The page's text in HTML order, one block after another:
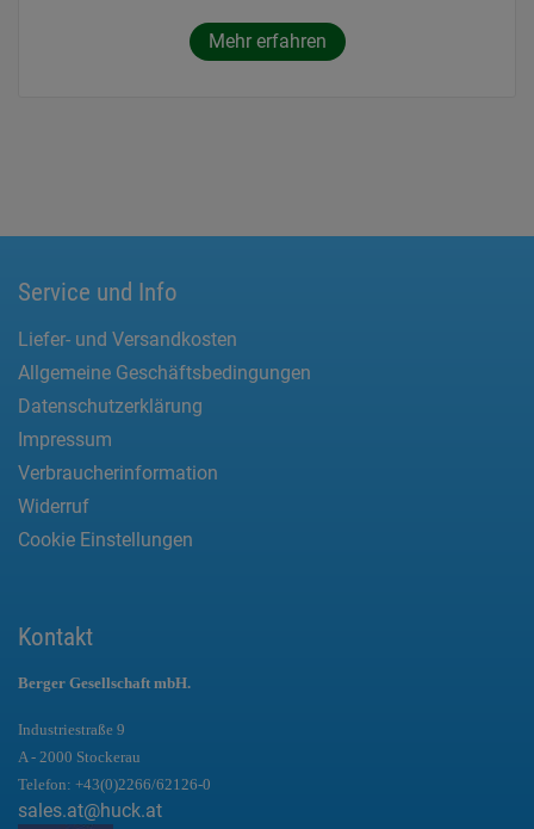
Mehr erfahren
Service und Info
Liefer- und Versandkosten
Allgemeine Geschäftsbedingungen
Datenschutzerklärung
Impressum
Verbraucherinformation
Widerruf
Cookie Einstellungen
Kontakt
Berger Gesellschaft mbH.
Industriestraße 9
A - 2000 Stockerau
Telefon: +43(0)2266/62126-0
sales.at@huck.at